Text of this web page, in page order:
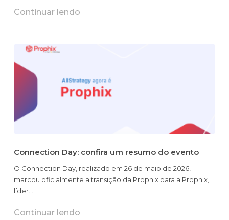
Continuar lendo
Connection Day: confira um resumo do evento
O Connection Day, realizado em 26 de maio de 2026,
marcou oficialmente a transição da Prophix para a Prophix,
líder…
Continuar lendo